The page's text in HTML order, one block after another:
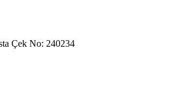
Çek No: 240234